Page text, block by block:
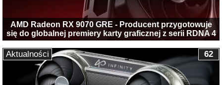
AMD Radeon RX 9070 GRE - Producent przygotowuje
się do globalnej premiery karty graficznej z serii RDNA 4
62
Aktualności